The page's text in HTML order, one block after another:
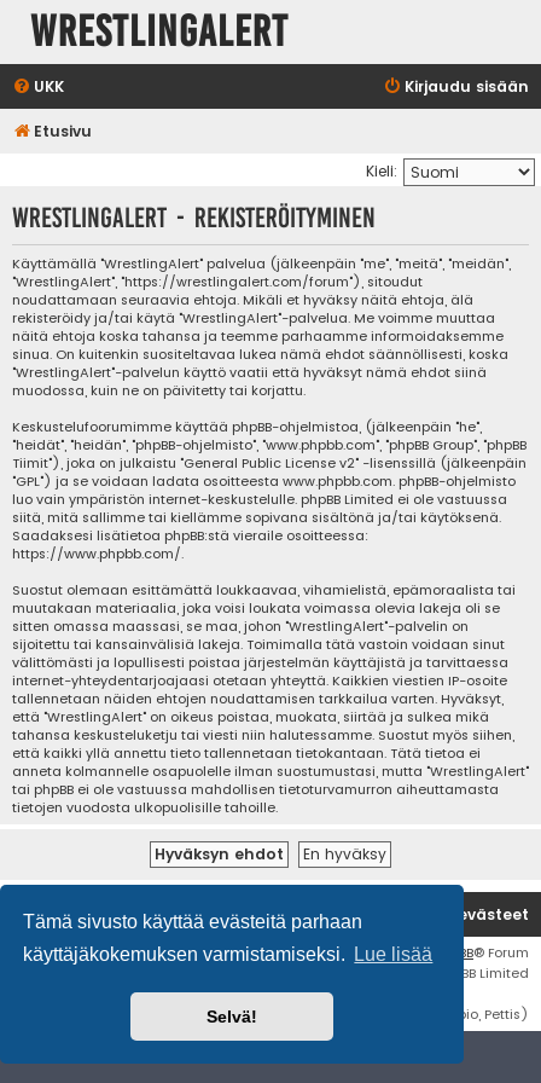
Tämä sivusto käyttää evästeitä parhaan
käyttäjäkokemuksen varmistamiseksi.
Lue lisää
Selvä!
WrestlingAlert
UKK Kirjaudu sisään
Etusivu
Kieli:
WrestlingAlert - Rekisteröityminen
Käyttämällä "WrestlingAlert" palvelua (jälkeenpäin "me", "meitä", "meidän",
"WrestlingAlert", "https://wrestlingalert.com/forum"), sitoudut
noudattamaan seuraavia ehtoja. Mikäli et hyväksy näitä ehtoja, älä
rekisteröidy ja/tai käytä "WrestlingAlert"-palvelua. Me voimme muuttaa
näitä ehtoja koska tahansa ja teemme parhaamme informoidaksemme
sinua. On kuitenkin suositeltavaa lukea nämä ehdot säännöllisesti, koska
"WrestlingAlert"-palvelun käyttö vaatii että hyväksyt nämä ehdot siinä
muodossa, kuin ne on päivitetty tai korjattu.
Keskustelufoorumimme käyttää phpBB-ohjelmistoa, (jälkeenpäin "he",
"heidät", "heidän", "phpBB-ohjelmisto", "www.phpbb.com", "phpBB Group", "phpBB
Tiimit"), joka on julkaistu "General Public License v2" -lisenssillä (jälkeenpäin
"GPL") ja se voidaan ladata osoitteesta www.phpbb.com. phpBB-ohjelmisto
luo vain ympäristön internet-keskustelulle. phpBB Limited ei ole vastuussa
siitä, mitä sallimme tai kiellämme sopivana sisältönä ja/tai käytöksenä.
Saadaksesi lisätietoa phpBB:stä vieraile osoitteessa:
https://www.phpbb.com/.
Suostut olemaan esittämättä loukkaavaa, vihamielistä, epämoraalista tai
muutakaan materiaalia, joka voisi loukata voimassa olevia lakeja oli se
sitten omassa maassasi, se maa, johon "WrestlingAlert"-palvelin on
sijoitettu tai kansainvälisiä lakeja. Toimimalla tätä vastoin voidaan sinut
välittömästi ja lopullisesti poistaa järjestelmän käyttäjistä ja tarvittaessa
internet-yhteydentarjoajaasi otetaan yhteyttä. Kaikkien viestien IP-osoite
tallennetaan näiden ehtojen noudattamisen tarkkailua varten. Hyväksyt,
että "WrestlingAlert" on oikeus poistaa, muokata, siirtää ja sulkea mikä
tahansa keskusteluketju tai viesti niin halutessamme. Suostut myös siihen,
että kaikki yllä annettu tieto tallennetaan tietokantaan. Tätä tietoa ei
anneta kolmannelle osapuolelle ilman suostumustasi, mutta "WrestlingAlert"
tai phpBB ei ole vastuussa mahdollisen tietoturvamurron aiheuttamasta
tietojen vuodosta ulkopuolisille tahoille.
Etusivu Poista evästeet
Flat Style byIan Bradley• Keskustelufoorumin ohjelmisto phpBB® Forum
Software © phpBB Limited
Käännös: phpBB Suomi (lurttinen, harritapio, Pettis)